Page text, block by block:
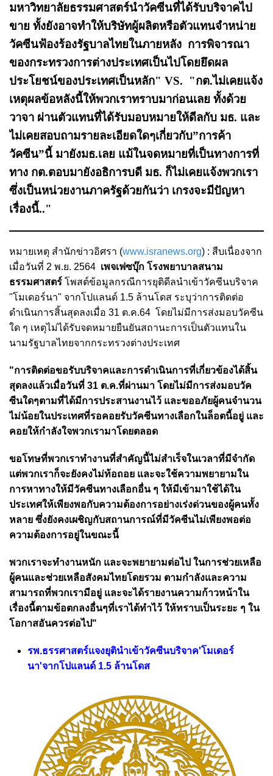
มหาวิทยาลัยธรรมศาสตร์นำวัคซีนที่ได้รับบริจาคไป
ขาย ทั้งยังอาจทำให้บริษัทผู้ผลิตหรือตัวแทนจำหน่าย
วัคซีนฟ้องร้องรัฐบาลไทยในภายหลัง การพิจารณา
ของกระทรวงการต่างประเทศเป็นไปโดยยึดผล
ประโยชน์ของประเทศเป็นหลัก" VS. "กต.ไม่เคยแจ้ง
เหตุผลข้อหลังนี้ให้พวกเราทราบมาก่อนเลย ทั้งด้วย
วาจา ผ่านตัวแทนที่ได้รับมอบหมายให้ดีลกับ มธ. และ
ไม่เคยสอบถามรายละเอียดใดๆเกี่ยวกับ”การค้า
วัคซีน”นี้ มายังมธ.เลย แม้ในจดหมายที่เป็นทางการที่
ทาง กต.ตอบมายังอธิการบดี มธ. ก็ไม่เคยแจ้งพวกเรา
ซึ่งเป็นหน่วยงานภาครัฐด้วยกันว่า เกรงจะมีปัญหา
เรื่องนี้.."
หมายเหตุ สำนักข่าวอิศรา (www.isranews.org) : สืบเนื่องจาก
เมื่อวันที่ 2 พ.ย. 2564 เพจเฟซบุ๊ก โรงพยาบาลสนาม
ธรรมศาสตร์ โพสต์ข้อมูลกรณีการยุติดีลนำเข้าวัคซีนบริจาค
"โมเดอร์นา" จากโปแลนด์ 1.5 ล้านโดส ระบุว่าการติดต่อ
ดำเนินการสิ้นสุดลงเมื่อ 31 ต.ค.64 โดยไม่มีการส่งมอบวัคซีน
ใด ๆ เหตุไม่ได้รับจดหมายยืนยันสถานะการเป็นตัวแทนใน
นามรัฐบาลไทยจากกระทรวงต่างประเทศ
"การติดต่อขอรับบริจาคและการดำเนินการที่เกี่ยวข้องได้สิ้น
สุดลงแล้วเมื่อวันที่ 31 ต.ค.ที่ผ่านมา โดยไม่มีการส่งมอบวัค
ซีนใดๆตามที่ได้มีการประสานงานไว้ และขออภัยผู้คนจำนวน
ไม่น้อยในประเทศที่รอคอยรับวัคซีนทางเลือกในล็อตนี้อยู่ และ
คอยให้กำลังใจพวกเรามาโดยตลอด
ขอโทษที่พวกเราทำงานที่สำคัญนี้ไม่สำเร็จในเวลาที่มีจำกัด
แต่พวกเราก็จะยังคงไม่ท้อถอย และจะใช้ความพยายามใน
การหาทางให้มีวัคซีนทางเลือกอื่น ๆ ให้มีเข้ามาใช้ได้ใน
ประเทศให้เพียงพอกับความต้องการอย่างเร่งด่วนของผู้คนทั้ง
หลาย ซึ่งยังคงเผชิญกับสถานการณ์ที่มีวัคซีนไม่เพียงพอต่อ
ความต้องการอยู่ในขณะนี้
พวกเราจะทำงานหนัก และจะพยายามต่อไป ในการช่วยเหลือ
ผู้คนและช่วยเหลือสังคมไทยโดยรวม ตามกำลังและความ
สามารถที่พวกเรามีอยู่ และจะได้รายงานความก้าวหน้าใน
เรื่องนี้ตามข้อตกลงอื่นๆที่เราได้ทำไว้ ให้ทราบเป็นระยะ ๆ ใน
โอกาสอันควรต่อไป"
รพ.ธรรศาสตร์แจงยุตินำเข้าวัคซีนบริจาค'โมเดอร์
นา'จากโปแลนด์ 1.5 ล้านโดส